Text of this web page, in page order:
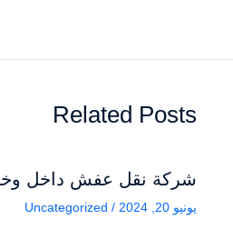
Related Posts
شركة نقل عفش داخل
يونيو 20, 2024 /
Uncategorized